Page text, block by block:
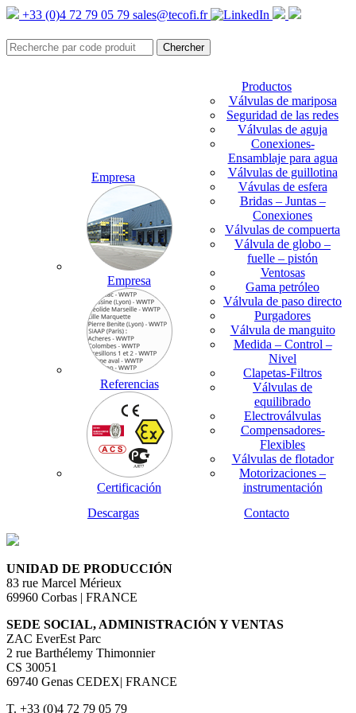
+33 (0)4 72 79 05 79 sales@tecofi.fr
Empresa
Empresa
Referencias
Certificación
Productos
Válvulas de mariposa
Seguridad de las redes
Válvulas de aguja
Conexiones-
Ensamblaje para agua
Válvulas de guillotina
Vávulas de esfera
Bridas – Juntas –
Conexiones
Válvulas de compuerta
Válvula de globo –
fuelle – pistón
Ventosas
Gama petróleo
Válvula de paso directo
Purgadores
Válvula de manguito
Medida – Control –
Nivel
Clapetas-Filtros
Válvulas de
equilibrado
Electroválvulas
Compensadores-
Flexibles
Válvulas de flotador
Motorizaciones –
instrumentación
Descargas
Contacto
UNIDAD DE PRODUCCIÓN
83 rue Marcel Mérieux
69960 Corbas | FRANCE
SEDE SOCIAL, ADMINISTRACIÓN Y VENTAS
ZAC EverEst Parc
2 rue Barthélemy Thimonnier
CS 30051
69740 Genas CEDEX| FRANCE
T. +33 (0)4 72 79 05 79